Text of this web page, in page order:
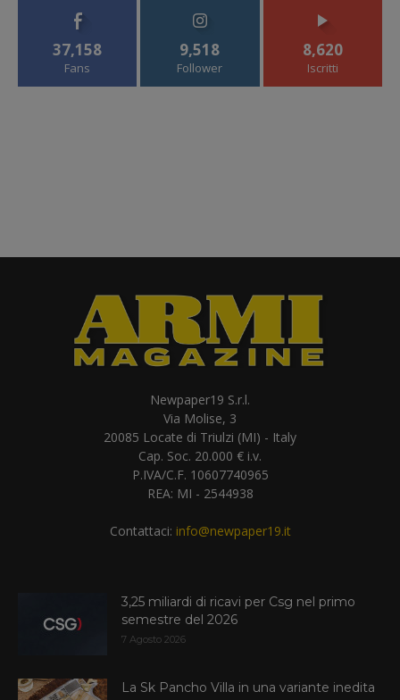
37,158
Fans
9,518
Follower
8,620
Iscritti
Newpaper19 S.r.l.
Via Molise, 3
20085 Locate di Triulzi (MI) - Italy
Cap. Soc. 20.000 € i.v.
P.IVA/C.F. 10607740965
REA: MI - 2544938
Contattaci: info@newpaper19.it
3,25 miliardi di ricavi per Csg nel primo
semestre del 2026
7 Agosto 2026
La Sk Pancho Villa in una variante inedita